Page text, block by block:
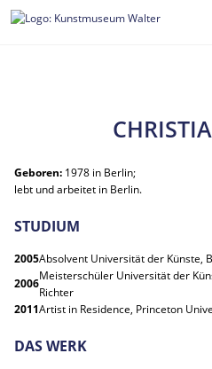
Zum
Inhalt
Geboren: 1978 in Berlin;
lebt und arbeitet in Berlin.
STUDIUM
2005Absolvent Universität der Künste,
2006
Meisterschüler Universität der
Richter
2011Artist in Residence, Princeton
DAS WERK